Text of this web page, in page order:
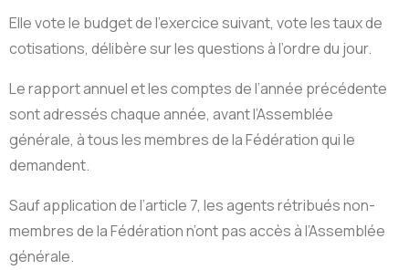
Elle vote le budget de l’exercice suivant, vote les taux de
cotisations, délibère sur les questions à l’ordre du jour.
Le rapport annuel et les comptes de l’année précédente
sont adressés chaque année, avant l’Assemblée
générale, à tous les membres de la Fédération qui le
demandent.
Sauf application de l’article 7, les agents rétribués non-
membres de la Fédération n’ont pas accès à l’Assemblée
générale.